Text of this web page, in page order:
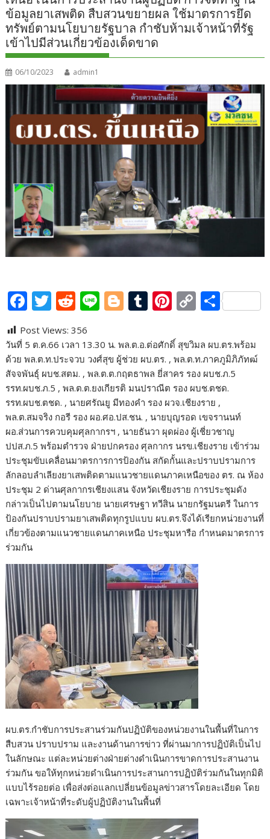
ข้อมูลยาเสพติด สืบสวนขยายผล ใช้มาตรการยึด
ทรัพย์ตามนโยบายรัฐบาล กำชับห้ามเจ้าหน้าที่รัฐ
เข้าไปมีส่วนเกี่ยวข้องเด็ดขาด
06/10/2023 admin1
F
e
b
o
o
k
T
itt
er
R
d
di
t
Li
e
Bl
g
g
er
T
m
bl
r
Pi
er
e
st
C
p
y
Li
n
k
S
ar
e
Post Views: 356
วันที่ 5 ต.ค.66 เวลา 13.30 น. พล.ต.อ.ต่อศักดิ์ สุขวิมล ผบ.ตร.พร้อม
ด้วย พล.ต.ท.ประจวบ วงศ์สุข ผู้ช่วย ผบ.ตร. , พล.ต.ท.ภาคภูมิภิภัทฒ์
สัจจพันธุ์ ผบช.สตม. , พล.ต.ต.กฤตธาพล ยี่สาคร รอง ผบช.ภ.5
รรท.ผบช.ภ.5 , พล.ต.ต.ยงเกียรติ มนปราณีต รอง ผบช.ตชด.
รรท.ผบช.ตชด. , นายศรัณยู มีทองคำ รอง ผวจ.เชียงราย ,
พล.ต.สมจริง กอรี รอง ผอ.ศอ.ปส.ชน. , นายบุญรอด เขจรานนท์
ผอ.ส่วนการควบคุมศุลกากรฯ , นายธันวา ผุดผ่อง ผู้เชี่ยวชาญ
ปปส.ภ.5 พร้อมตำรวจ ฝ่ายปกครอง ศุลกากร นรข.เชียงราย เข้าร่วม
ประชุมขับเคลื่อนมาตรการการป้องกัน สกัดกั้นและปราบปรามการ
ลักลอบลำเลียงยาเสพติดตามแนวชายแดนภาคเหนือของ ตร. ณ ห้อง
ประชุม 2 ด่านศุลกากรเชียงแสน จังหวัดเชียงราย การประชุมดัง
กล่าวเป็นไปตามนโยบาย นายเศรษฐา ทวีสิน นายกรัฐมนตรี ในการ
ป้องกันปราบปรามยาเสพติดทุกรูปแบบ ผบ.ตร.จึงได้เรียกหน่วยงานที่
เกี่ยวข้องตามแนวชายแดนภาคเหนือ ประชุมหารือ กำหนดมาตรการ
ร่วมกัน
ผบ.ตร.กำชับการประสานร่วมกันปฏิบัติของหน่วยงานในพื้นที่ในการ
สืบสวน ปราบปราม และงานด้านการข่าว ที่ผ่านมาการปฏิบัติเป็นไป
ในลักษณะ แต่ละหน่วยต่างฝ่ายต่างดำเนินการขาดการประสานงาน
ร่วมกัน ขอให้ทุกหน่วยดำเนินการประสานการปฏิบัติร่วมกันในทุกมิติ
แบบไร้รอยต่อ เพื่อส่งต่อแลกเปลี่ยนข้อมูลข่าวสารโดยละเอียด โดย
เฉพาะเจ้าหน้าที่ระดับผู้ปฏิบัติงานในพื้นที่